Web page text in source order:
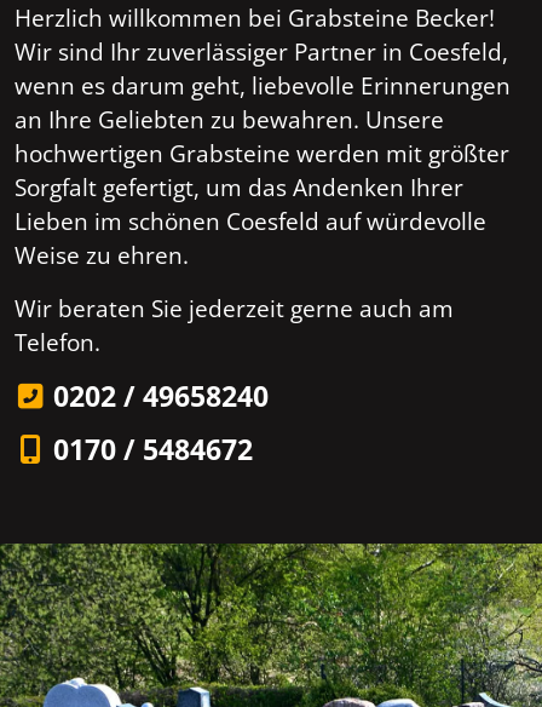
Herzlich willkommen bei Grabsteine Becker!
Wir sind Ihr zuverlässiger Partner in Coesfeld,
wenn es darum geht, liebevolle Erinnerungen
an Ihre Geliebten zu bewahren. Unsere
hochwertigen Grabsteine werden mit größter
Sorgfalt gefertigt, um das Andenken Ihrer
Lieben im schönen Coesfeld auf würdevolle
Weise zu ehren.
Wir beraten Sie jederzeit gerne auch am
Telefon.
0202 / 49658240
0170 / 5484672